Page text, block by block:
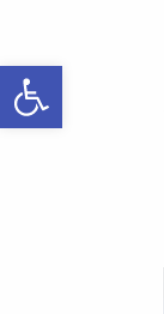
Otwórz pasek narzędzi